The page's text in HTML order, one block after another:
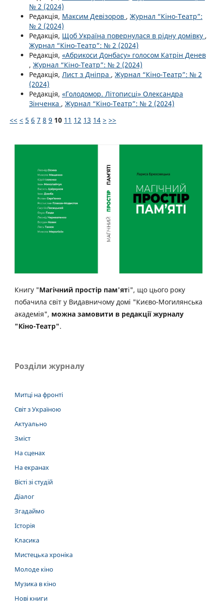
№ 2 (2024)
Редакція, Максим Девізоров , Журнал “Кіно-Театр”:
№ 2 (2024)
Редакція, Щоб Україна повернулася в рідну домівку ,
Журнал “Кіно-Театр”: № 2 (2024)
Редакція, «Абрикоси Донбасу» голосом Катрін Денев
, Журнал “Кіно-Театр”: № 2 (2024)
Редакція, Лист з Дніпра , Журнал “Кіно-Театр”: № 2
(2024)
Редакція, «Голодомор. Літописці» Олександра
Зінченка , Журнал “Кіно-Театр”: № 2 (2024)
<< < 5 6 7 8 9 10 11 12 13 14 > >>
Книгу "Магічний простір пам'яті", що цього року
побачила світ у Видавничому домі "Києво-Могилянська
академія", можна замовити в редакції журналу
"Кіно-Театр".
Розділи журналу
Митці на фронті
Світ з Україною
Актуально
Зміст
На сценах
На екранах
Вісті зі студій
Діалог
Згадаймо
Історія
Класика
Мистецька хроніка
Молоде кіно
Музика в кіно
Нові книги